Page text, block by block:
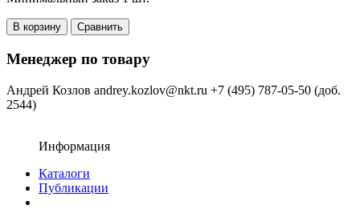
В корзину Сравнить
Менеджер по товару
Андрей Козлов andrey.kozlov@nkt.ru +7 (495) 787-05-50 (доб.
2544)
Информация
Каталоги
Публикации